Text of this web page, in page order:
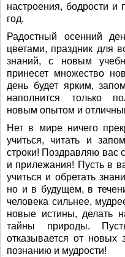
настроения, бодрости и
год.
Радостный осенний
цветами, праздник для
знаний, с новым
принесет множество
день будет ярким,
наполнится только
новым опытом и
Нет в мире ничего
учиться, читать и
строки! Поздравляю вас
и прилежания! Пусть в
учиться и обретать
но и в будущем, в
человека сильнее,
новые истины, делать
тайны природы.
отказывается от новых
познанию и мудрости!